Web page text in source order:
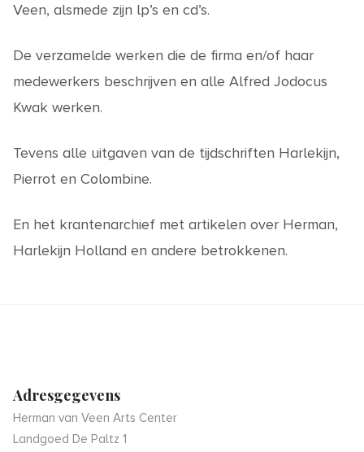
Veen, alsmede zijn lp’s en cd’s.
De verzamelde werken die de firma en/of haar
medewerkers beschrijven en alle Alfred Jodocus
Kwak werken.
Tevens alle uitgaven van de tijdschriften Harlekijn,
Pierrot en Colombine.
En het krantenarchief met artikelen over Herman,
Harlekijn Holland en andere betrokkenen.
Adresgegevens
Herman van Veen Arts Center
Landgoed De Paltz 1